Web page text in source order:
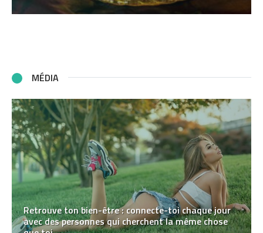
MÉDIA
Retrouve ton bien-être : connecte-toi chaque jour
avec des personnes qui cherchent la même chose